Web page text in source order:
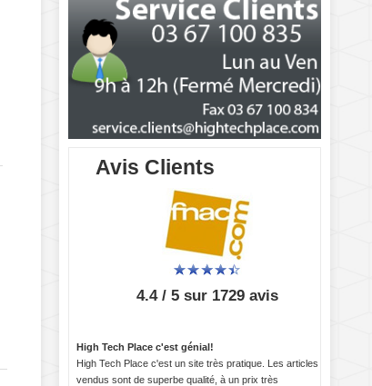
Avis Clients
4.4 / 5 sur 1729 avis
High Tech Place c'est génial!
High Tech Place c'est un site très pratique. Les articles
vendus sont de superbe qualité, à un prix très